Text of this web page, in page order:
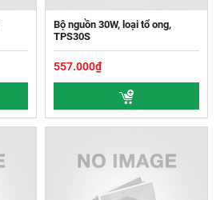
Bộ nguồn 30W, loại tổ ong,
TPS30S
557.000₫